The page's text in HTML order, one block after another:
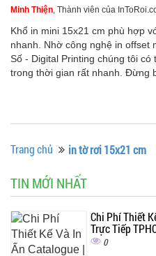
Minh Thiện , Thành viên của
Khổ in mini 15x21 cm phù hợp
nhanh. Nhờ công nghệ in offset
Số - Digital Printing chúng tôi
trong thời gian rất nhanh. Đừng
Trang chủ in tờ rơi 15x21 cm
TIN MỚI NHẤT
Chi Phí Thiết
Trực Tiếp
0